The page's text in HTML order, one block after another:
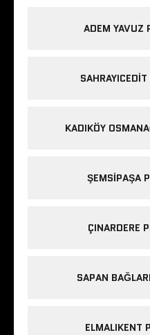
ADEM YAVUZ
KADIKÖY
ŞEMSIPAŞA
ÇINARDERE
SAPAN
ELMALIKENT